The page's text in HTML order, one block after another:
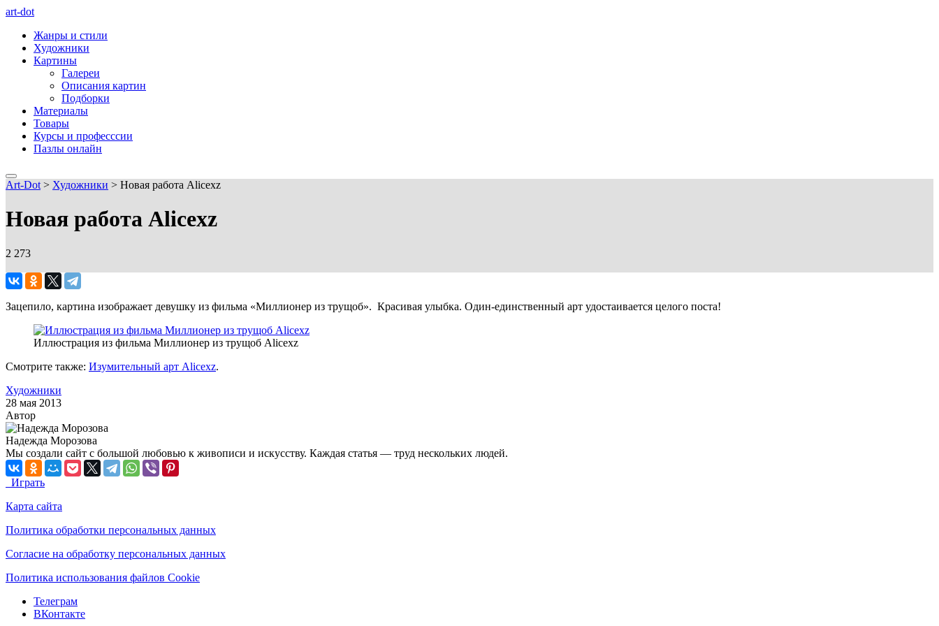
art-dot
Жанры и стили
Художники
Картины
Галереи
Описания картин
Подборки
Материалы
Товары
Курсы и професссии
Пазлы онлайн
Art-Dot > Художники > Новая работа Alicexz
Новая работа Alicexz
2 273
Зацепило, картина изображает девушку из фильма «Миллионер из трущоб». Красивая улыбка. Один-единственный арт удостаивается целого поста!
Иллюстрация из фильма Миллионер из трущоб Alicexz
Смотрите также: Изумительный арт Alicexz.
Художники
28 мая 2013
Автор
Надежда Морозова
Мы создали сайт с большой любовью к живописи и искусству. Каждая статья — труд нескольких людей.
Играть
Карта сайта
Политика обработки персональных данных
Согласие на обработку персональных данных
Политика использования файлов Cookie
Телеграм
ВКонтакте